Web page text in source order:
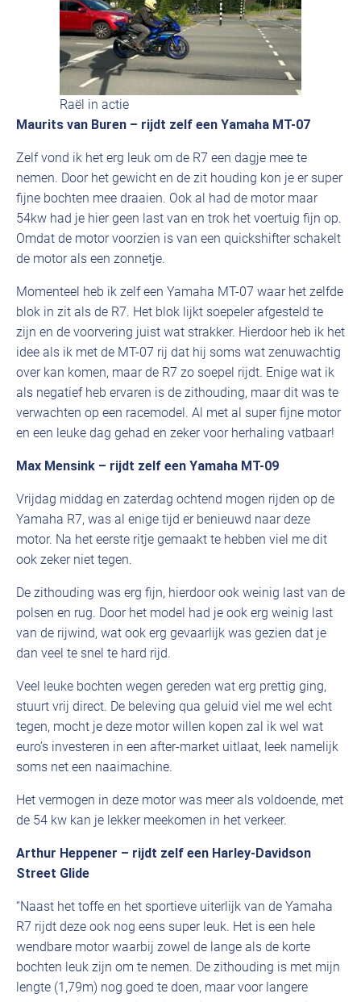
Raël in actie
Maurits van Buren – rijdt zelf een Yamaha MT-07
Zelf vond ik het erg leuk om de R7 een dagje mee te
nemen. Door het gewicht en de zit houding kon je er super
fijne bochten mee draaien. Ook al had de motor maar
54kw had je hier geen last van en trok het voertuig fijn op.
Omdat de motor voorzien is van een quickshifter schakelt
de motor als een zonnetje.
Momenteel heb ik zelf een Yamaha MT-07 waar het zelfde
blok in zit als de R7. Het blok lijkt soepeler afgesteld te
zijn en de voorvering juist wat strakker. Hierdoor heb ik het
idee als ik met de MT-07 rij dat hij soms wat zenuwachtig
over kan komen, maar de R7 zo soepel rijdt. Enige wat ik
als negatief heb ervaren is de zithouding, maar dit was te
verwachten op een racemodel. Al met al super fijne motor
en een leuke dag gehad en zeker voor herhaling vatbaar!
Max Mensink – rijdt zelf een Yamaha MT-09
Vrijdag middag en zaterdag ochtend mogen rijden op de
Yamaha R7, was al enige tijd er benieuwd naar deze
motor. Na het eerste ritje gemaakt te hebben viel me dit
ook zeker niet tegen.
De zithouding was erg fijn, hierdoor ook weinig last van de
polsen en rug. Door het model had je ook erg weinig last
van de rijwind, wat ook erg gevaarlijk was gezien dat je
dan veel te snel te hard rijd.
Veel leuke bochten wegen gereden wat erg prettig ging,
stuurt vrij direct. De beleving qua geluid viel me wel echt
tegen, mocht je deze motor willen kopen zal ik wel wat
euro’s investeren in een after-market uitlaat, leek namelijk
soms net een naaimachine.
Het vermogen in deze motor was meer als voldoende, met
de 54 kw kan je lekker meekomen in het verkeer.
Arthur Heppener – rijdt zelf een Harley-Davidson
Street Glide
“Naast het toffe en het sportieve uiterlijk van de Yamaha
R7 rijdt deze ook nog eens super leuk. Het is een hele
wendbare motor waarbij zowel de lange als de korte
bochten leuk zijn om te nemen. De zithouding is met mijn
lengte (1,79m) nog goed te doen, maar voor langere